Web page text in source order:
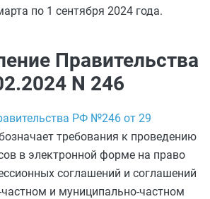
по 1 сентября 2024 года.
Правительства
N 246
РФ №246 от 29
требования к проведению
в электронной форме на право
соглашений и соглашений
частном и муниципально-частном